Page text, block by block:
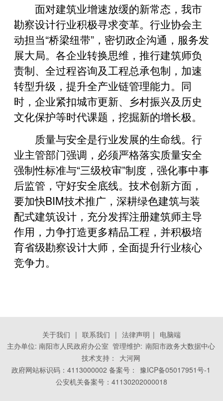
面对建筑业增速放缓的新常态，我市
勘察设计行业积极寻求变革。行业协会主
动担当“桥梁纽带”，密切政企沟通，服务发
展大局。各企业转换思维，推行建筑师负
责制、全过程咨询及工程总承包制，加速
转型升级，提升全产业链管理能力。同
时，企业紧扣城市更新、乡村振兴及历史
文化保护等时代课题，挖掘新的增长极。
质量与安全是行业发展的生命线。行
业主管部门强调，必须严格落实质量安全
强制性标准与“三级校审”制度，强化事中事
后监管，守好安全底线。技术创新方面，
要加快BIM技术推广，深耕绿色建筑与装
配式建筑设计，充分发挥注册建筑师主导
作用，力争打造更多精品工程，并积极培
育省级勘察设计大师，全面提升行业核心
竞争力。
关于我们 | 联系我们 | 法律声明 | 电脑端
主办单位: 南阳市人民政府办公室 管理维护: 南阳市政务大数据中心
技术支持：
大河网
政府网站标识码：4113000002 备案号： 豫ICP备05017951号-1
公安机关备案号：41130202000018